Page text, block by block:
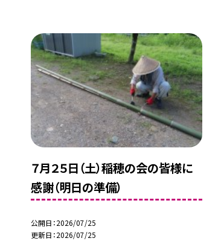
７月２５日（土）稲穂の会の皆様に
感謝（明日の準備）
公開日 2026/07/25
更新日 2026/07/25